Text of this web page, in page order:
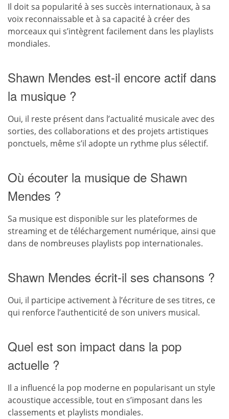
Il doit sa popularité à ses succès internationaux, à sa
voix reconnaissable et à sa capacité à créer des
morceaux qui s’intègrent facilement dans les playlists
mondiales.
Shawn Mendes est-il encore actif dans
la musique ?
Oui, il reste présent dans l’actualité musicale avec des
sorties, des collaborations et des projets artistiques
ponctuels, même s’il adopte un rythme plus sélectif.
Où écouter la musique de Shawn
Mendes ?
Sa musique est disponible sur les plateformes de
streaming et de téléchargement numérique, ainsi que
dans de nombreuses playlists pop internationales.
Shawn Mendes écrit-il ses chansons ?
Oui, il participe activement à l’écriture de ses titres, ce
qui renforce l’authenticité de son univers musical.
Quel est son impact dans la pop
actuelle ?
Il a influencé la pop moderne en popularisant un style
acoustique accessible, tout en s’imposant dans les
classements et playlists mondiales.